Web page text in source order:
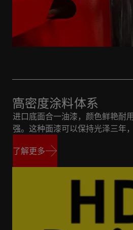
高密度涂料体系
进口底面合一油漆，颜色鲜艳耐
强。这种面漆可以保持光泽三年
了解更多